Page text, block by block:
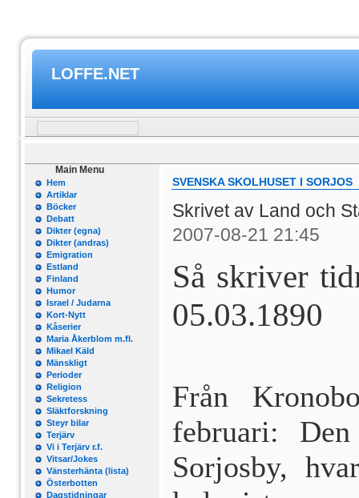
LOFFE.NET
Main Menu
Hem
Artiklar
Böcker
Debatt
Dikter (egna)
Dikter (andras)
Emigration
Estland
Finland
Humor
Israel / Judarna
Kort-Nytt
Kåserier
Maria Åkerblom m.fl.
Mikael Käld
Mänskligt
Perioder
Religion
Sekretess
Släktforskning
Steyr bilar
Terjärv
Vi i Terjärv r.f.
Vitsar/Jokes
Vänsterhänta (lista)
Österbotten
Dagstidningar
SVENSKA SKOLHUSET I SORJOS
Skrivet av Land och
2007-08-21 21:45
Så skriver
05.03.1890
Från
februari:
Sorjosby,